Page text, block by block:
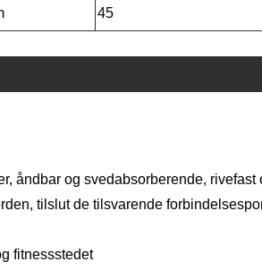
45
åndbar og svedabsorberende,
tilslut de tilsvarende
fitnessstedet